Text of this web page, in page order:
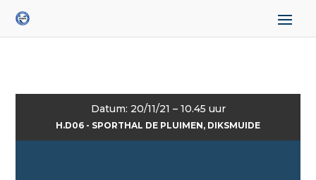
Datum: 20/11/21 – 10.45 uur
H.D06 - SPORTHAL DE PLUIMEN, DIKSMUIDE